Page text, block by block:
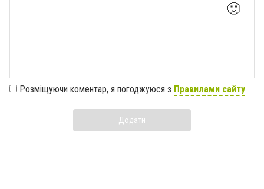
🙂
Розміщуючи коментар, я погоджуюся з Правилами сайту
Додати